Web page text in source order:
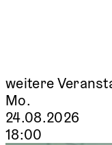
weitere
Mo.
24.08.2026
18:00